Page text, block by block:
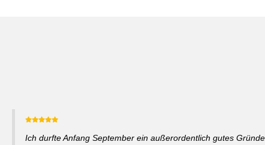
Ich durfte Anfang September ein außerordentlich gutes